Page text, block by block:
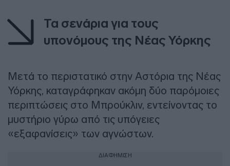
Τα σενάρια για τους
υπονόμους της Νέας Υόρκης
Μετά το περιστατικό στην Αστόρια της Νέας
Υόρκης, καταγράφηκαν ακόμη δύο παρόμοιες
περιπτώσεις στο Μπρούκλιν, εντείνοντας το
μυστήριο γύρω από τις υπόγειες
«εξαφανίσεις» των αγνώστων.
ΔΙΑΦΗΜΙΣΗ